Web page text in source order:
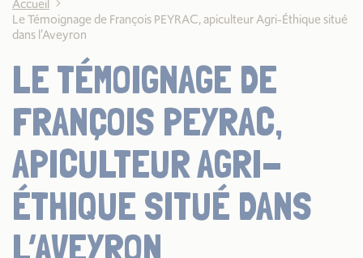
Accueil
Le Témoignage de François PEYRAC, apiculteur Agri-Éthique situé
dans l’Aveyron
LE TÉMOIGNAGE DE
FRANÇOIS PEYRAC,
APICULTEUR AGRI-
ÉTHIQUE SITUÉ DANS
L’AVEYRON